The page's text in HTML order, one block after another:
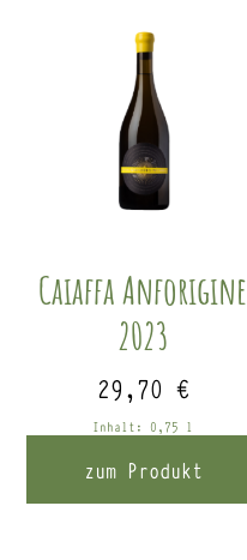
Caiaffa Anforigine
2023
29,70 €
Inhalt: 0,75 l
zum Produkt